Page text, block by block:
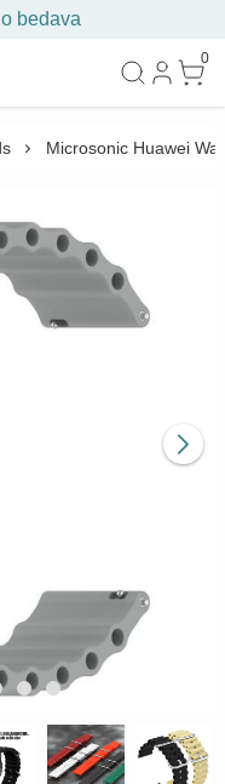
bedava
0
Microsonic Huawei